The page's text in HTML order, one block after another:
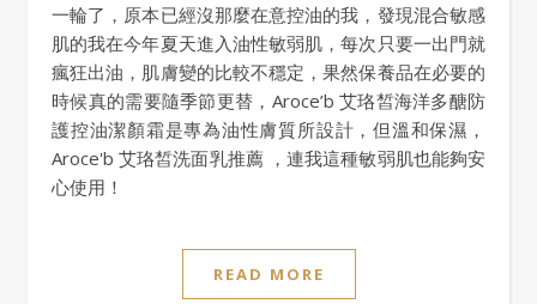
一輪了，原本已經沒那麼在意控油的我，發現混合敏感
肌的我在今年夏天進入油性敏弱肌，每次只要一出門就
瘋狂出油，肌膚變的比較不穩定，果然保養品在必要的
時候真的需要隨季節更替，Aroce’b 艾珞皙海洋多醣防
護控油潔顏霜是專為油性膚質所設計，但溫和保濕，
Aroce'b 艾珞皙洗面乳推薦 ，連我這種敏弱肌也能夠安
心使用！
READ MORE